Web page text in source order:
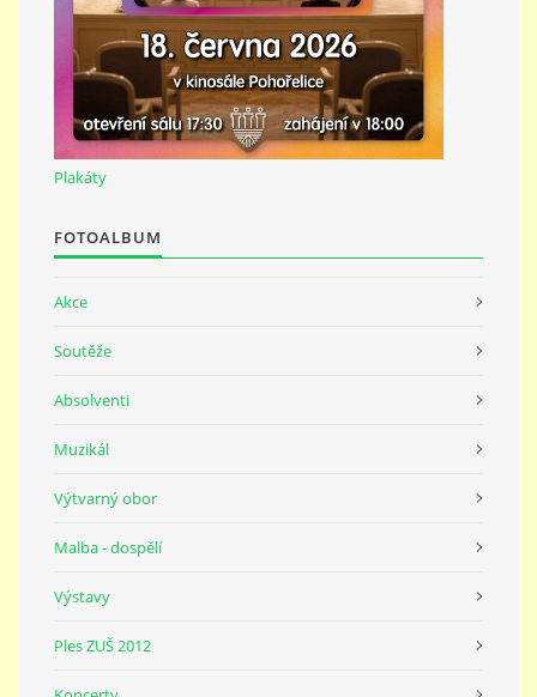
ZUŠ Pohořelice
Školní 462
Pohořelice
691 23
© 2026 eStránky.cz
Plakáty
FOTOALBUM
Akce
Soutěže
Absolventi
Muzikál
Výtvarný obor
Malba - dospělí
Výstavy
Ples ZUŠ 2012